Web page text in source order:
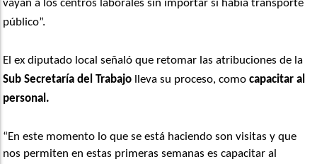
vayan a los centros laborales sin importar si había transporte
público”.
El ex diputado local señaló que retomar las atribuciones de la
Sub Secretaría del Trabajo lleva su proceso, como capacitar al
personal.
“En este momento lo que se está haciendo son visitas y que
nos permiten en estas primeras semanas es capacitar al